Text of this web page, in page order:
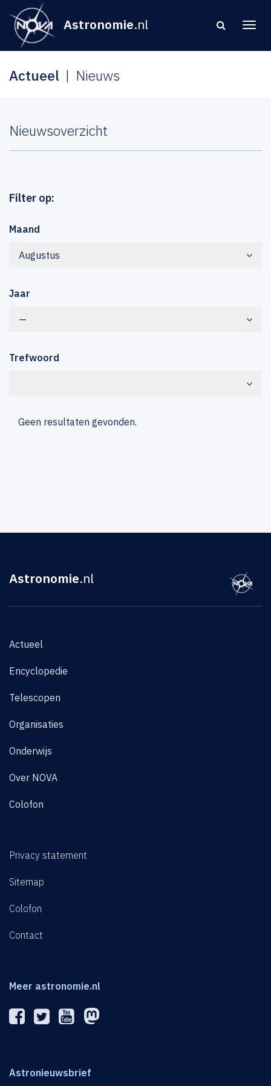
Astronomie.nl
Actueel Nieuws
Nieuwsoverzicht
Filter op:
Maand
Augustus
Jaar
—
Trefwoord
Geen resultaten gevonden.
Astronomie.nl
Actueel
Encyclopedie
Telescopen
Organisaties
Onderwijs
Over NOVA
Colofon
Privacy statement
Sitemap
Colofon
Contact
Meer astronomie.nl
Astronieuwsbrief